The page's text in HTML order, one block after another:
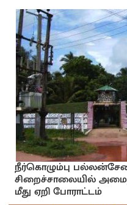
நீர்கொழும்பு
சிறைச்சாலையில்
மீது ஏறி போராட்டம்